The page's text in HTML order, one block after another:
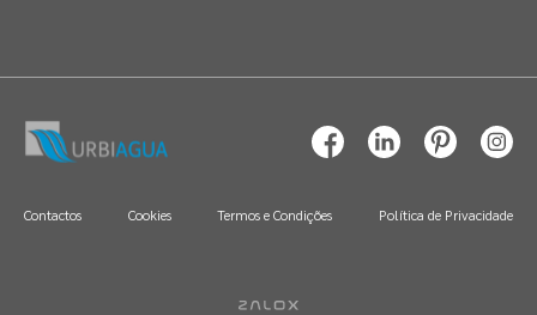
Contactos Cookies Termos e Condições Política de Privacidade